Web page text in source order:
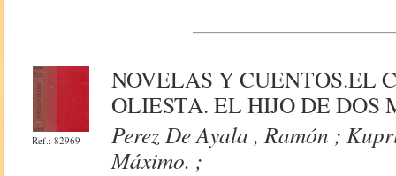
Ref.: 82969
NOVELAS Y CUENTOS.EL
OLIESTA. EL HIJO DE DOS
Perez De Ayala , Ramón ;
Máximo. ;